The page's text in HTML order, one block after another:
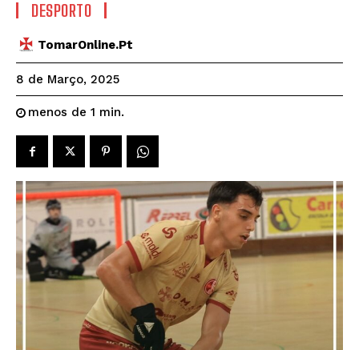
DESPORTO
TomarOnline.pt
8 de Março, 2025
menos de 1 min.